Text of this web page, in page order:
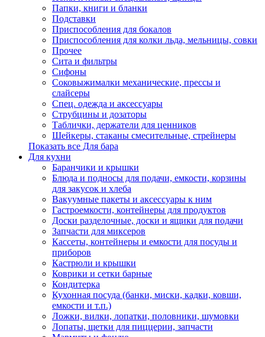
Папки, книги и бланки
Подставки
Приспособления для бокалов
Приспособления для колки льда, мельницы, совки
Прочее
Сита и фильтры
Сифоны
Соковыжималки механические, прессы и
слайсеры
Спец. одежда и аксессуары
Струбцины и дозаторы
Таблички, держатели для ценников
Шейкеры, стаканы смесительные, стрейнеры
Показать все Для бара
Для кухни
Баранчики и крышки
Блюда и подносы для подачи, емкости, корзины
для закусок и хлеба
Вакуумные пакеты и аксессуары к ним
Гастроемкости, контейнеры для продуктов
Доски разделочные, доски и ящики для подачи
Запчасти для миксеров
Кассеты, контейнеры и емкости для посуды и
приборов
Кастрюли и крышки
Коврики и сетки барные
Кондитерка
Кухонная посуда (банки, миски, кадки, ковши,
емкости и т.п.)
Ложки, вилки, лопатки, половники, шумовки
Лопаты, щетки для пиццерии, запчасти